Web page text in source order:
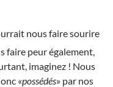
nous faire sourire
faire peur également,
imaginez ! Nous
«possédés» par nos